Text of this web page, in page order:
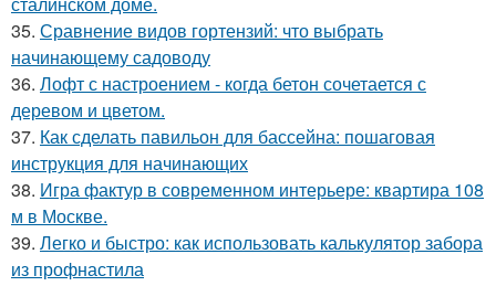
35. Сравнение видов гортензий: что выбрать
начинающему садоводу
36. Лофт с настроением - когда бетон сочетается с
деревом и цветом.
37. Как сделать павильон для бассейна: пошаговая
инструкция для начинающих
38. Игра фактур в современном интерьере: квартира 108
м в Москве.
39. Легко и быстро: как использовать калькулятор забора
из профнастила